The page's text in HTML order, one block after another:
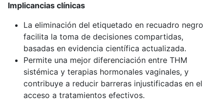
Implicancias clínicas
La eliminación del etiquetado en recuadro negro
facilita la toma de decisiones compartidas,
basadas en evidencia científica actualizada.
Permite una mejor diferenciación entre THM
sistémica y terapias hormonales vaginales, y
contribuye a reducir barreras injustificadas en el
acceso a tratamientos efectivos.